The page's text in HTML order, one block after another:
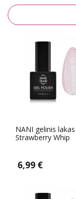
NANI gelinis
Strawberry Whip
6,99 €